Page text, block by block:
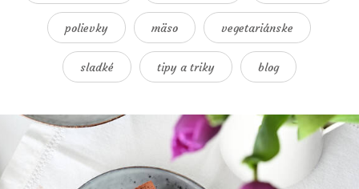
polievky mäso vegetariánske
sladké tipy a triky blog